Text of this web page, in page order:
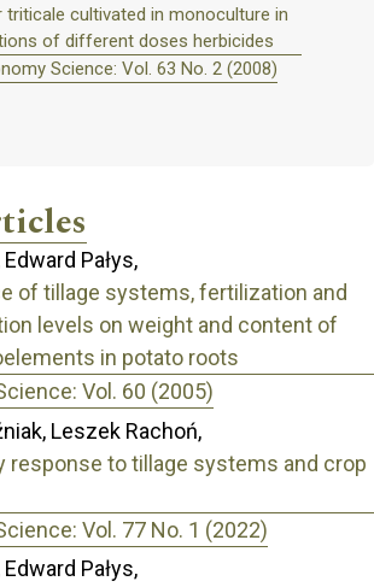
triticale cultivated in monoculture in
of different doses herbicides
Science: Vol. 63 No. 2 (2008)
Pałys,
of tillage systems, fertilization and
levels on weight and content of
in potato roots
Vol. 60 (2005)
Leszek Rachoń,
response to tillage systems and crop
Vol. 77 No. 1 (2022)
Pałys,